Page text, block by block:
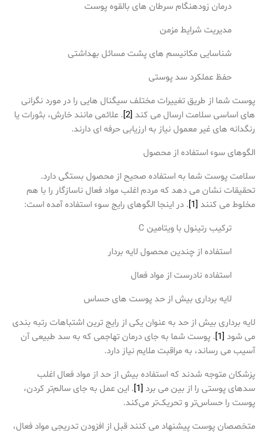
درمان زودهنگام سرطان های بالقوه پوست
مدیریت شرایط مزمن
شناسایی مکانیسم های پشت مسائل بهداشتی
حفظ عملکرد سد پوستی
پوست شما از طریق تغییرات مختلف سیگنال هایی را در مورد نگرانی
های اساسی سلامت ارسال می کند [2]
. علائمی مانند خارش، بثورات یا
رنگدانه های غیر معمول نیاز به ارزیابی حرفه ای دارند.
الگوهای سوء استفاده از محصول
سلامت پوست شما به استفاده صحیح از محصول بستگی دارد.
تحقیقات نشان می دهد که مردم اغلب مواد فعال ناسازگار را با هم
مخلوط می کنند [1]
. در اینجا الگوهای رایج سوء استفاده آمده است:
ترکیب رتینول با ویتامین C
استفاده از چندین محصول لایه بردار
استفاده نادرست از مواد فعال
لایه برداری بیش از حد پوست های حساس
لایه برداری بیش از حد به عنوان یکی از رایج ترین اشتباهات رتبه بندی
می شود [1]
. پوست شما به جای درمان تهاجمی که به سد طبیعی آن
آسیب می رساند، به مراقبت ملایم نیاز دارد.
پزشکان متوجه شدند که استفاده بیش از حد از مواد فعال اغلب
سدهای پوستی را از بین می برد [1]
. این عمل به جای سالم‌تر کردن،
پوست را حساس‌تر و تحریک‌تر می‌کند.
متخصصان پوست پیشنهاد می کنند قبل از افزودن تدریجی مواد فعال،